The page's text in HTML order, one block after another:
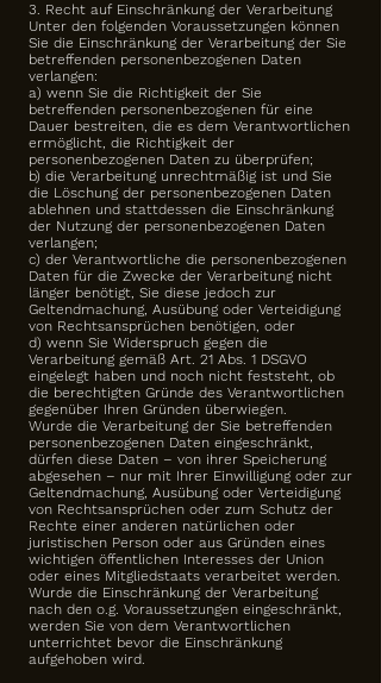
3. Recht auf Einschränkung der Verarbeitung
Unter den folgenden Voraussetzungen können
Sie die Einschränkung der Verarbeitung der Sie
betreffenden personenbezogenen Daten
verlangen:
a) wenn Sie die Richtigkeit der Sie
betreffenden personenbezogenen für eine
Dauer bestreiten, die es dem Verantwortlichen
ermöglicht, die Richtigkeit der
personenbezogenen Daten zu überprüfen;
b) die Verarbeitung unrechtmäßig ist und Sie
die Löschung der personenbezogenen Daten
ablehnen und stattdessen die Einschränkung
der Nutzung der personenbezogenen Daten
verlangen;
c) der Verantwortliche die personenbezogenen
Daten für die Zwecke der Verarbeitung nicht
länger benötigt, Sie diese jedoch zur
Geltendmachung, Ausübung oder Verteidigung
von Rechtsansprüchen benötigen, oder
d) wenn Sie Widerspruch gegen die
Verarbeitung gemäß Art. 21 Abs. 1 DSGVO
eingelegt haben und noch nicht feststeht, ob
die berechtigten Gründe des Verantwortlichen
gegenüber Ihren Gründen überwiegen.
Wurde die Verarbeitung der Sie betreffenden
personenbezogenen Daten eingeschränkt,
dürfen diese Daten – von ihrer Speicherung
abgesehen – nur mit Ihrer Einwilligung oder zur
Geltendmachung, Ausübung oder Verteidigung
von Rechtsansprüchen oder zum Schutz der
Rechte einer anderen natürlichen oder
juristischen Person oder aus Gründen eines
wichtigen öffentlichen Interesses der Union
oder eines Mitgliedstaats verarbeitet werden.
Wurde die Einschränkung der Verarbeitung
nach den o.g. Voraussetzungen eingeschränkt,
werden Sie von dem Verantwortlichen
unterrichtet bevor die Einschränkung
aufgehoben wird.